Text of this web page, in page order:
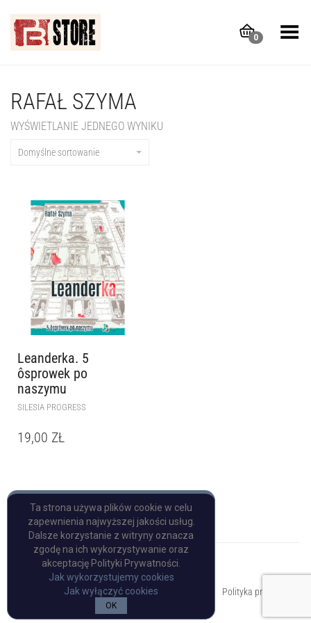
0
Toggle Menu
RAFAŁ SZYMA
WYŚWIETLANIE JEDNEGO WYNIKU
Domyślne sortowanie
Leanderka. 5
ôsprowek po
naszymu
SILESIA PROGRESS
19,00 ZŁ
Copyright © Pulp Books
Polityka prywatności
Ta strona używa plików cookie w celu
zapewnienia najwyższej jakości usług.
Dalsze korzystanie z witryny oznacza
zgodę na ich wykorzystywanie oraz
akceptację Polityki Prywatności.
Jak wykorzystujemy cookies
Jak wyłączyć cookies
OK